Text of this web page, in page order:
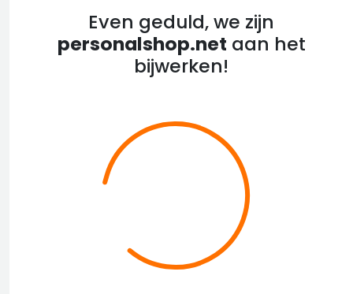
Even geduld, we zijn
personalshop.net aan het
bijwerken!